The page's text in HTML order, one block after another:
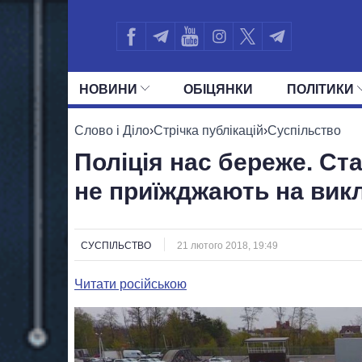
НОВИНИ ОБIЦЯНКИ ПОЛIТИКИ
УСІ ПОЛІТИКИ ПРЕЗИДЕНТ І ОФІС
Слово і Діло›Стрічка публікацій›Суспільство
Поліція нас береже.
не приїжджають на
СУСПІЛЬСТВО 21 лютого 2018, 19:49
Читати російською